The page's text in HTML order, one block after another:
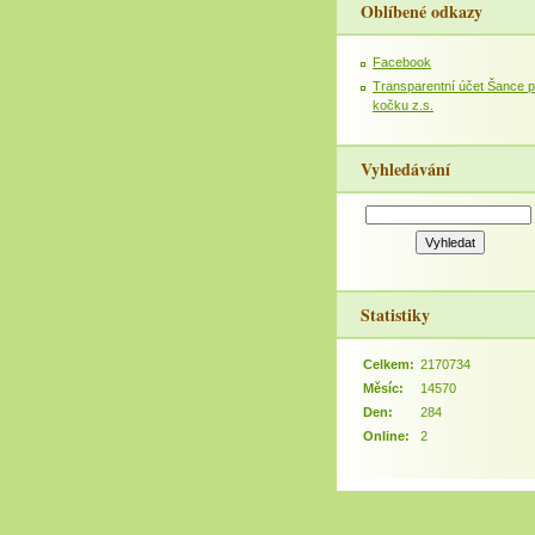
Oblíbené odkazy
Facebook
Transparentní účet Šance
kočku z.s.
Vyhledávání
Statistiky
Online: 2
Celkem: 2170734
Měsíc:
14570
Den:
284